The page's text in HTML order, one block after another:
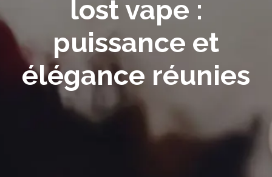
lost vape :
puissance et
élégance réunies